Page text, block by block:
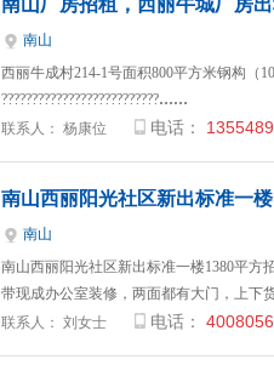
南山厂房招租，西丽牛城厂房出
南山
西丽牛成村214-1号面积800平方米钢构（
??????????????????????????……
联系人： 杨康位 电话：
南山西丽阳光社区新出标准一楼
南山
南山西丽阳光社区新出标准一楼1380平方
带现成办公室装修，两面都有大门，上下
联系人： 刘女士 电话：